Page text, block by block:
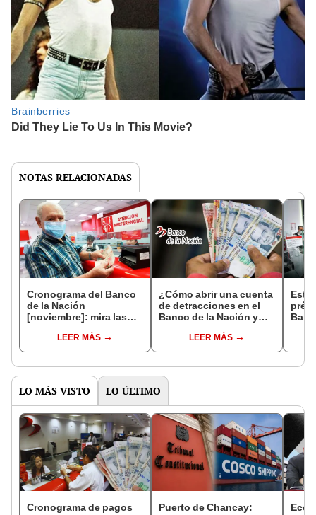
NOTAS RELACIONADAS
Cronograma del Banco
de la Nación
[noviembre]: mira las
sueldos y pensiones
LEER MÁS
¿Cómo abrir una cuenta
de detracciones en el
Banco de la Nación y
LEER MÁS
LO MÁS VISTO LO ÚLTIMO
Cronograma de pagos
Puerto de Chancay: